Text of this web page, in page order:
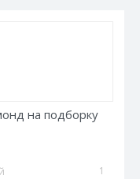
на подборку
1